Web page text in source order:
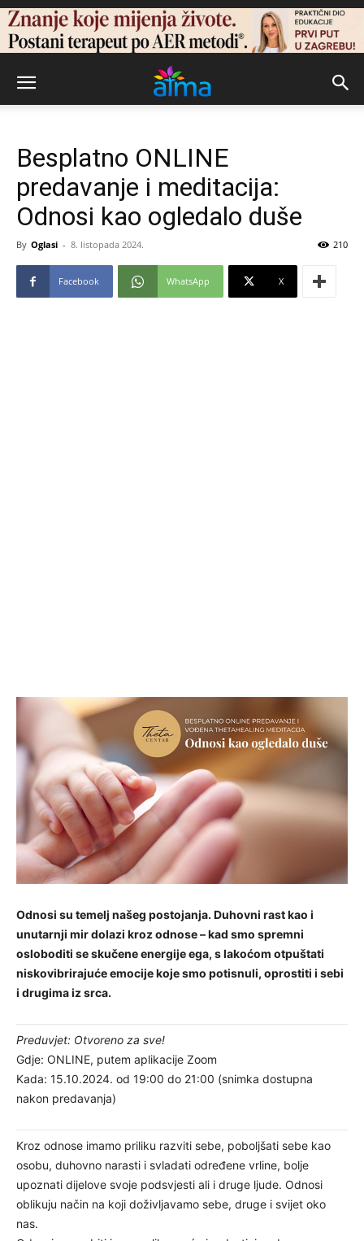
Besplatno ONLINE
predavanje i meditacija:
Odnosi kao ogledalo duše
By Oglasi - 8. listopada 2024. 210
Facebook WhatsApp X
Odnosi su temelj našeg postojanja. Duhovni rast kao i
unutarnji mir dolazi kroz odnose – kad smo spremni
osloboditi se skučene energije ega, s lakoćom otpuštati
niskovibrirajuće emocije koje smo potisnuli, oprostiti i sebi
i drugima iz srca.
Preduvjet: Otvoreno za sve!
Gdje: ONLINE, putem aplikacije Zoom
Kada: 15.10.2024. od 19:00 do 21:00 (snimka dostupna
nakon predavanja)
Kroz odnose imamo priliku razviti sebe, poboljšati sebe kao
osobu, duhovno narasti i svladati određene vrline, bolje
upoznati dijelove svoje podsvjesti ali i druge ljude. Odnosi
oblikuju način na koji doživljavamo sebe, druge i svijet oko
nas.